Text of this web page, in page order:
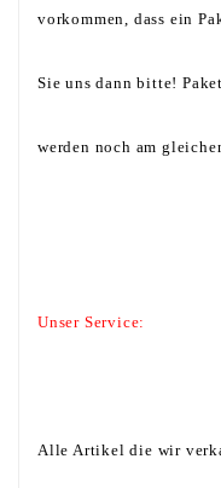
vorkommen, dass ein
Sie uns dann bitte!
werden noch am
Unser Service:
Alle Artikel die wir